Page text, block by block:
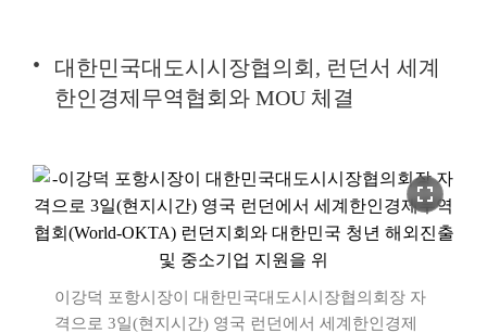
대한민국대도시시장협의회, 런던서 세계
한인경제무역협회와 MOU 체결
fullscreen
이강덕 포항시장이 대한민국대도시시장협의회장 자
격으로 3일(현지시간) 영국 런던에서 세계한인경제